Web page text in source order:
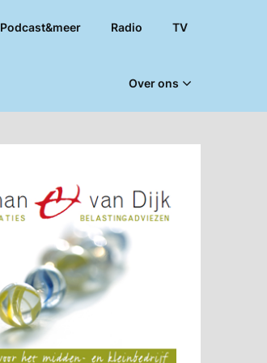
Podcast&meer Radio TV
Over ons